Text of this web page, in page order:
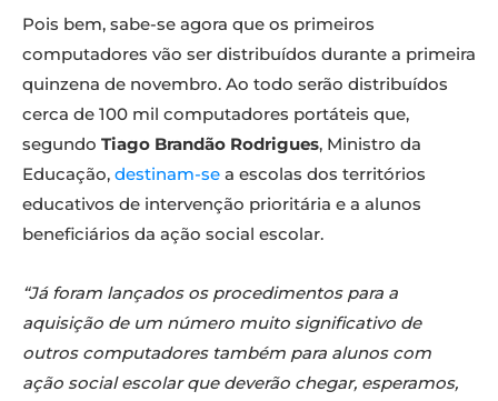
Pois bem, sabe-se agora que os primeiros
computadores vão ser distribuídos durante a primeira
quinzena de novembro. Ao todo serão distribuídos
cerca de 100 mil computadores portáteis que,
segundo Tiago Brandão Rodrigues, Ministro da
Educação, destinam-se a escolas dos territórios
educativos de intervenção prioritária e a alunos
beneficiários da ação social escolar.
“Já foram lançados os procedimentos para a
aquisição de um número muito significativo de
outros computadores também para alunos com
ação social escolar que deverão chegar, esperamos,